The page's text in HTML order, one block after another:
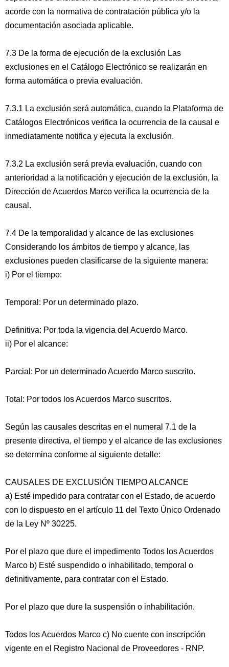
acorde con la normativa de contratación pública y/o la
documentación asociada aplicable.
7.3 De la forma de ejecución de la exclusión Las
exclusiones en el Catálogo Electrónico se realizarán en
forma automática o previa evaluación.
7.3.1 La exclusión será automática, cuando la Plataforma de
Catálogos Electrónicos verifica la ocurrencia de la causal e
inmediatamente notifica y ejecuta la exclusión.
7.3.2 La exclusión será previa evaluación, cuando con
anterioridad a la notificación y ejecución de la exclusión, la
Dirección de Acuerdos Marco verifica la ocurrencia de la
causal.
7.4 De la temporalidad y alcance de las exclusiones
Considerando los ámbitos de tiempo y alcance, las
exclusiones pueden clasificarse de la siguiente manera:
i) Por el tiempo:
Temporal: Por un determinado plazo.
Definitiva: Por toda la vigencia del Acuerdo Marco.
ii) Por el alcance:
Parcial: Por un determinado Acuerdo Marco suscrito.
Total: Por todos los Acuerdos Marco suscritos.
Según las causales descritas en el numeral 7.1 de la
presente directiva, el tiempo y el alcance de las exclusiones
se determina conforme al siguiente detalle:
CAUSALES DE EXCLUSIÓN TIEMPO ALCANCE
a) Esté impedido para contratar con el Estado, de acuerdo
con lo dispuesto en el artículo 11 del Texto Único Ordenado
de la Ley Nº 30225.
Por el plazo que dure el impedimento Todos los Acuerdos
Marco b) Esté suspendido o inhabilitado, temporal o
definitivamente, para contratar con el Estado.
Por el plazo que dure la suspensión o inhabilitación.
Todos los Acuerdos Marco c) No cuente con inscripción
vigente en el Registro Nacional de Proveedores - RNP.